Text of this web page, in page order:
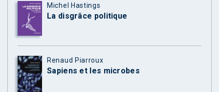
Michel Hastings
La disgrâce politique
Renaud Piarroux
Sapiens et les microbes